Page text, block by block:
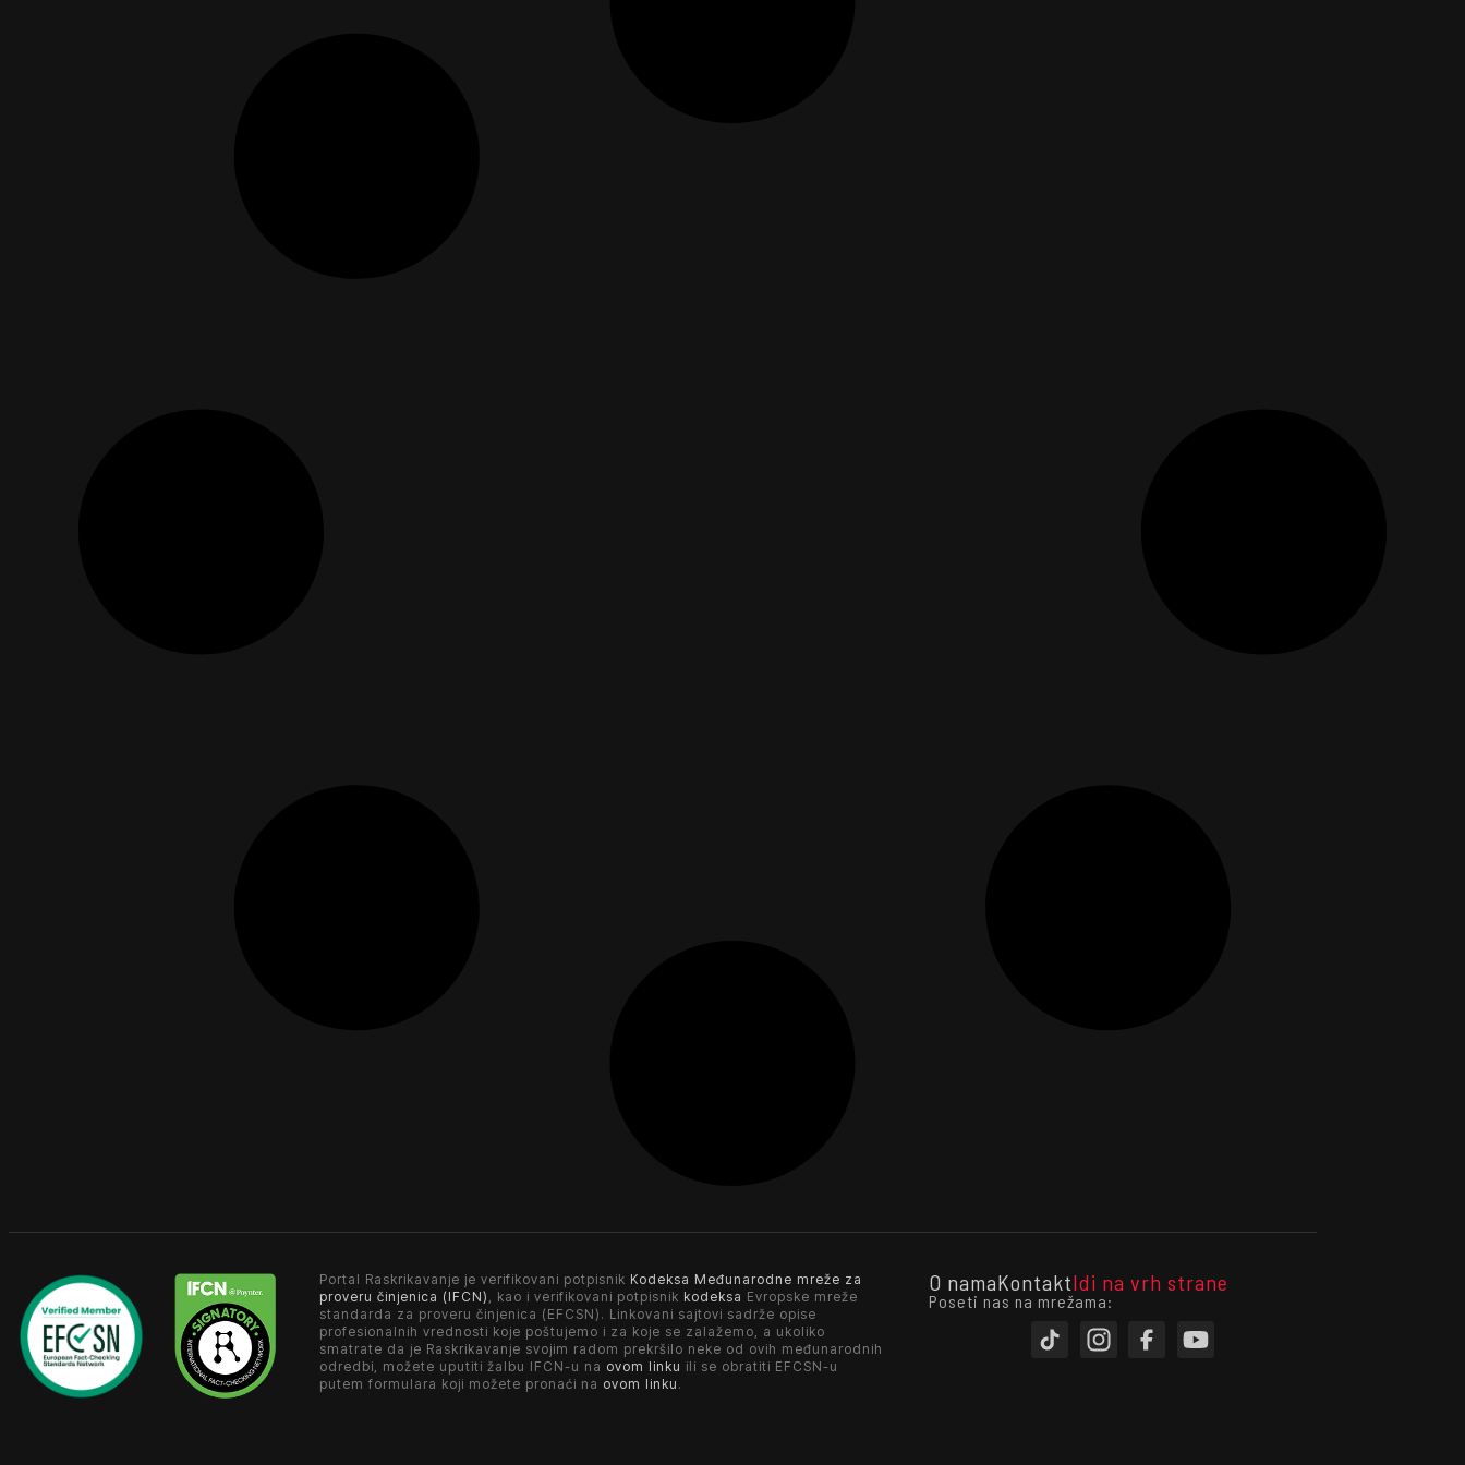
Portal Raskrikavanje je verifikovani potpisnik Kodeksa Međunarodne mreže za
proveru činjenica (IFCN) , kao i verifikovani potpisnik kodeksa Evropske mreže
standarda za proveru činjenica (EFCSN). Linkovani sajtovi sadrže opise
profesionalnih vrednosti koje poštujemo i za koje se zalažemo, a ukoliko
smatrate da je Raskrikavanje svojim radom prekršilo neke od ovih međunarodnih
odredbi, možete uputiti žalbu IFCN-u na ovom linku ili se obratiti EFCSN-u
putem formulara koji možete pronaći na ovom linku .
O namaKontaktIdi na vrh strane
Poseti nas na mrežama: